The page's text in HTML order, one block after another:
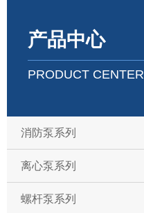
产品中心
PRODUCT CENTER
消防泵系列
离心泵系列
螺杆泵系列